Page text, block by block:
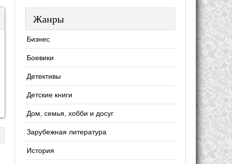
Жанры
Бизнес
Боевики
Детективы
Детские книги
Дом, семья, хобби и досуг
Зарубежная литература
История